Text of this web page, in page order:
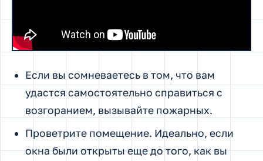
Если вы сомневаетесь в том, что вам
удастся самостоятельно справиться с
возгоранием, вызывайте пожарных.
Проветрите помещение. Идеально, если
окна были открыты еще до того, как вы